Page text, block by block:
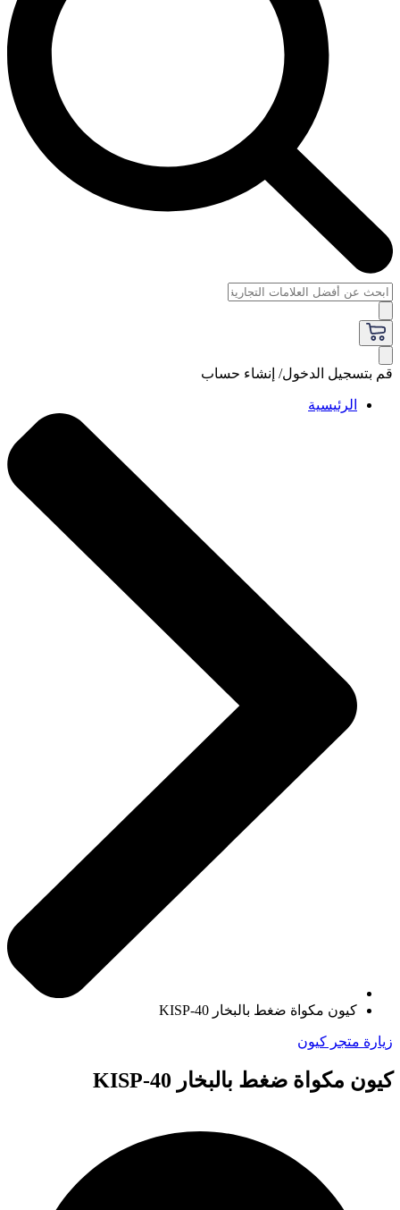
قم بتسجيل الدخول/ إنشاء حساب
الرئيسية
كيون مكواة ضغط بالبخار KISP-40
زيارة متجر كيون
كيون مكواة ضغط بالبخار KISP-40